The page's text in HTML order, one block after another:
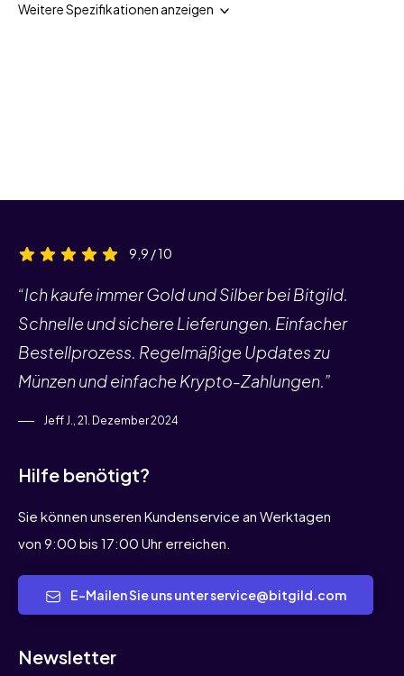
Weitere Spezifikationen anzeigen
9,9 / 10
“Ich kaufe immer Gold und Silber bei Bitgild.
Schnelle und sichere Lieferungen. Einfacher
Bestellprozess. Regelmäßige Updates zu
Münzen und einfache Krypto-Zahlungen.”
Jeff J., 21. Dezember 2024
Hilfe benötigt?
Sie können unseren Kundenservice an Werktagen
von 9:00 bis 17:00 Uhr erreichen.
E-Mailen Sie uns unter service@bitgild.com
Newsletter